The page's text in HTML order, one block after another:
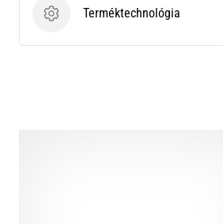
Terméktechnológia
Terméktechnológia